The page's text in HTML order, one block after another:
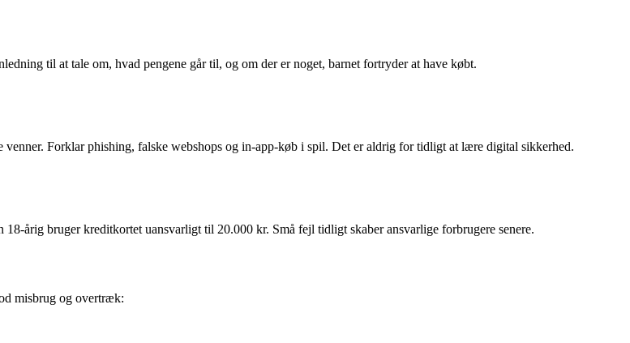
til at tale om, hvad pengene går til, og om der er noget, barnet fortryder at have købt.
Forklar phishing, falske webshops og in-app-køb i spil. Det er aldrig for tidligt at lære digital sikkerhed.
årig bruger kreditkortet uansvarligt til 20.000 kr. Små fejl tidligt skaber ansvarlige forbrugere senere.
misbrug og overtræk: